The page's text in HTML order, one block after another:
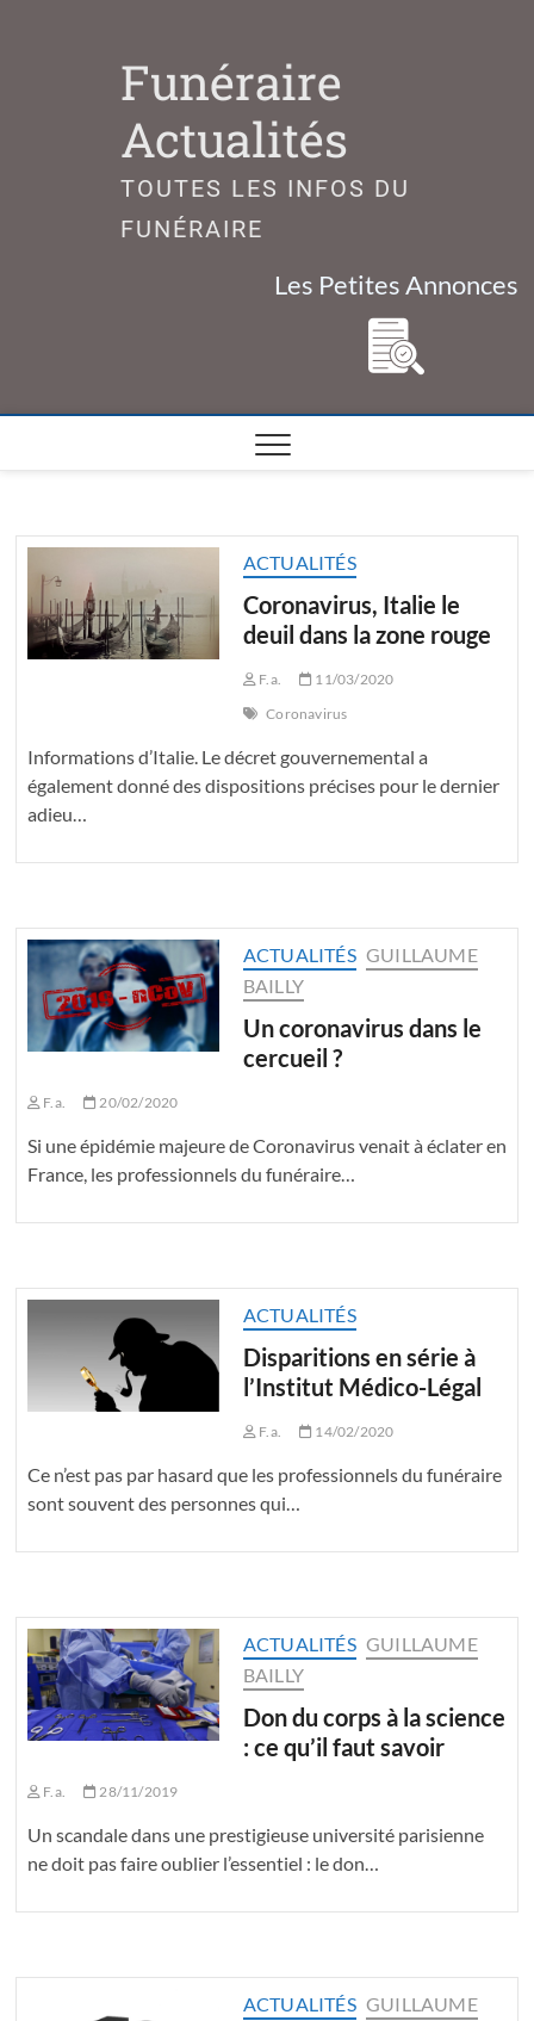
Funéraire
Actualités
TOUTES LES INFOS DU
FUNÉRAIRE
Les Petites Annonces
ACTUALITÉS
Coronavirus, Italie le
deuil dans la zone rouge
F.a.
11/03/2020
Coronavirus
Informations d’Italie. Le décret gouvernemental a
également donné des dispositions précises pour le dernier
adieu…
ACTUALITÉS GUILLAUME
BAILLY
Un coronavirus dans le
cercueil ?
F.a. 20/02/2020
Si une épidémie majeure de Coronavirus venait à éclater en
France, les professionnels du funéraire…
ACTUALITÉS
Disparitions en série à
l’Institut Médico-Légal
F.a. 14/02/2020
Ce n’est pas par hasard que les professionnels du funéraire
sont souvent des personnes qui…
ACTUALITÉS GUILLAUME
BAILLY
Don du corps à la science
: ce qu’il faut savoir
F.a. 28/11/2019
Un scandale dans une prestigieuse université parisienne
ne doit pas faire oublier l’essentiel : le don…
ACTUALITÉS GUILLAUME